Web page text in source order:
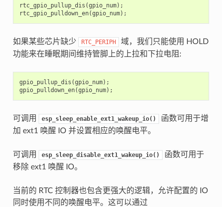
rtc_gpio_pullup_dis (gpio_num);
rtc_gpio_pulldown_en(gpio_num);
如果某些芯片缺少 RTC_PERIPH
域，我们只能使用 HOLD
功能来在睡眠期间维持管脚上的上拉和下拉电阻:
gpio_pullup_dis (gpio_num);
gpio_pulldown_en(gpio_num);
可调用 esp_sleep_enable_ext1_wakeup_io()
函数可用于增
加 ext1 唤醒 IO 并设置相应的唤醒电平。
可调用 esp_sleep_disable_ext1_wakeup_io()
函数可用于
移除 ext1 唤醒 IO。
当前的 RTC 控制器也包含更强大的逻辑，允许配置的 IO
同时使用不同的唤醒电平。这可以通过